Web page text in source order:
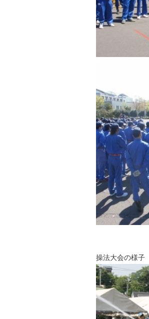
操法大会の様子